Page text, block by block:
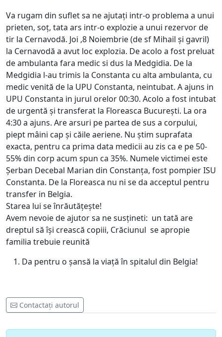
Va rugam din suflet sa ne ajutați intr-o problema a unui
prieten, soț, tata ars intr-o explozie a unui rezervor de
tir la Cernavodă. Joi ,8 Noiembrie (de sf Mihail și gavril)
la Cernavodă a avut loc explozia. De acolo a fost preluat
de ambulanta fara medic si dus la Medgidia. De la
Medgidia l-au trimis la Constanta cu alta ambulanta, cu
medic venită de la UPU Constanta, neintubat. A ajuns in
UPU Constanta in jurul orelor 00:30. Acolo a fost intubat
de urgentă și transferat la Floreasca București. La ora
4:30 a ajuns. Are arsuri pe partea de sus a corpului,
piept mâini cap și căile aeriene. Nu știm suprafata
exacta, pentru ca prima data medicii au zis ca e pe 50-
55% din corp acum spun ca 35%. Numele victimei este
Șerban Decebal Marian din Constanța, fost pompier ISU
Constanta. De la Floreasca nu ni se da acceptul pentru
transfer in Belgia.
Starea lui se înrăutățește!
Avem nevoie de ajutor sa ne susțineti: un tată are
dreptul să își crească copiii, Crăciunul se apropie
familia trebuie reunită
Da pentru o șansă la viață în spitalul din Belgia!
Contactați autorul